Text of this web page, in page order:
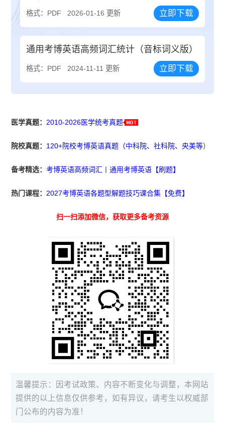
格式：PDF 2026-01-16 更新 立即下载
通用考博英语高频词汇统计（音标词义版）
格式：PDF 2024-11-11 更新 立即下载
医学真题： 2010-2026医学统考真题
院校真题： 120+院校考博英语真题（中科院、社科院、央美等）
备考精选：考博英语高频词汇 丨通用考博英语【刷题】
热门课程： 2027考博英语各题型解题技巧课合集【免费】
扫一扫添加微信，获取更多备考资源
温馨提示：因考试政策、内容不断变化与调整，本网站
提供的以上信息仅供参考，如有异议，请考生以权威部
门公布的内容为准！